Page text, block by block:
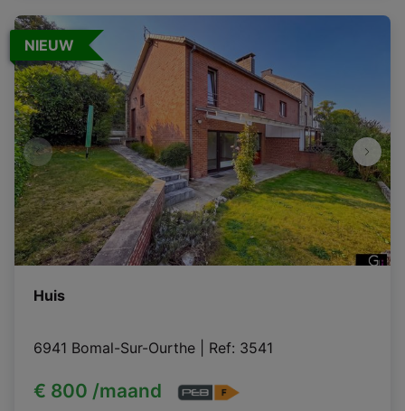
NIEUW
Huis
6941 Bomal-Sur-Ourthe Ref: 3541
€ 800 /maand